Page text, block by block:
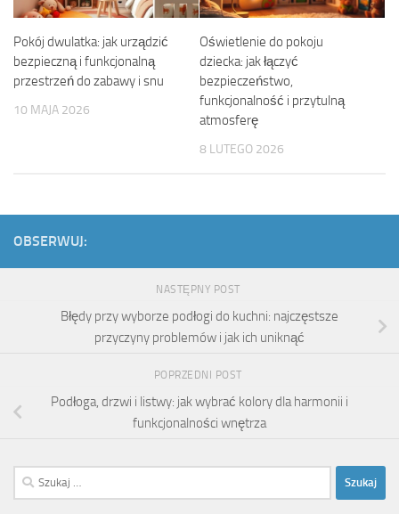
Pokój dwulatka: jak urządzić
bezpieczną i funkcjonalną
przestrzeń do zabawy i snu
10 MAJA 2026
Oświetlenie do pokoju
dziecka: jak łączyć
bezpieczeństwo,
funkcjonalność i przytulną
atmosferę
8 LUTEGO 2026
OBSERWUJ:
NASTĘPNY POST
Błędy przy wyborze podłogi do kuchni: najczęstsze
przyczyny problemów i jak ich uniknąć
POPRZEDNI POST
Podłoga, drzwi i listwy: jak wybrać kolory dla harmonii i
funkcjonalności wnętrza
Szukaj: